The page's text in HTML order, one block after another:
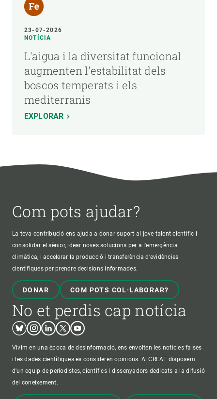
23-07-2026
NOTÍCIA
L'aigua i la diversitat funcional
augmenten l'estabilitat dels
boscos temperats i els
mediterranis
EXPLORAR
Com pots ajudar?
La teva contribució ens ajuda a donar suport al jove talent científic i
consolidar el sènior, idear noves solucions per a l'emergència
climàtica, i accelerar la producció i transferència d’evidències
científiques per prendre decisions informades.
DONAR COM POTS COL·LABORAR?
No et perdis cap notícia
BlueskyInstagram
LinkedinTwitterYoutube
Vivim en una època de desinformació, ens envolten les notícies falses
i les dades científiques es consideren opinions. Al CREAF disposem
d'un equip de periodistes, científics i dissenyadors dedicats a la difusió
del coneixement.